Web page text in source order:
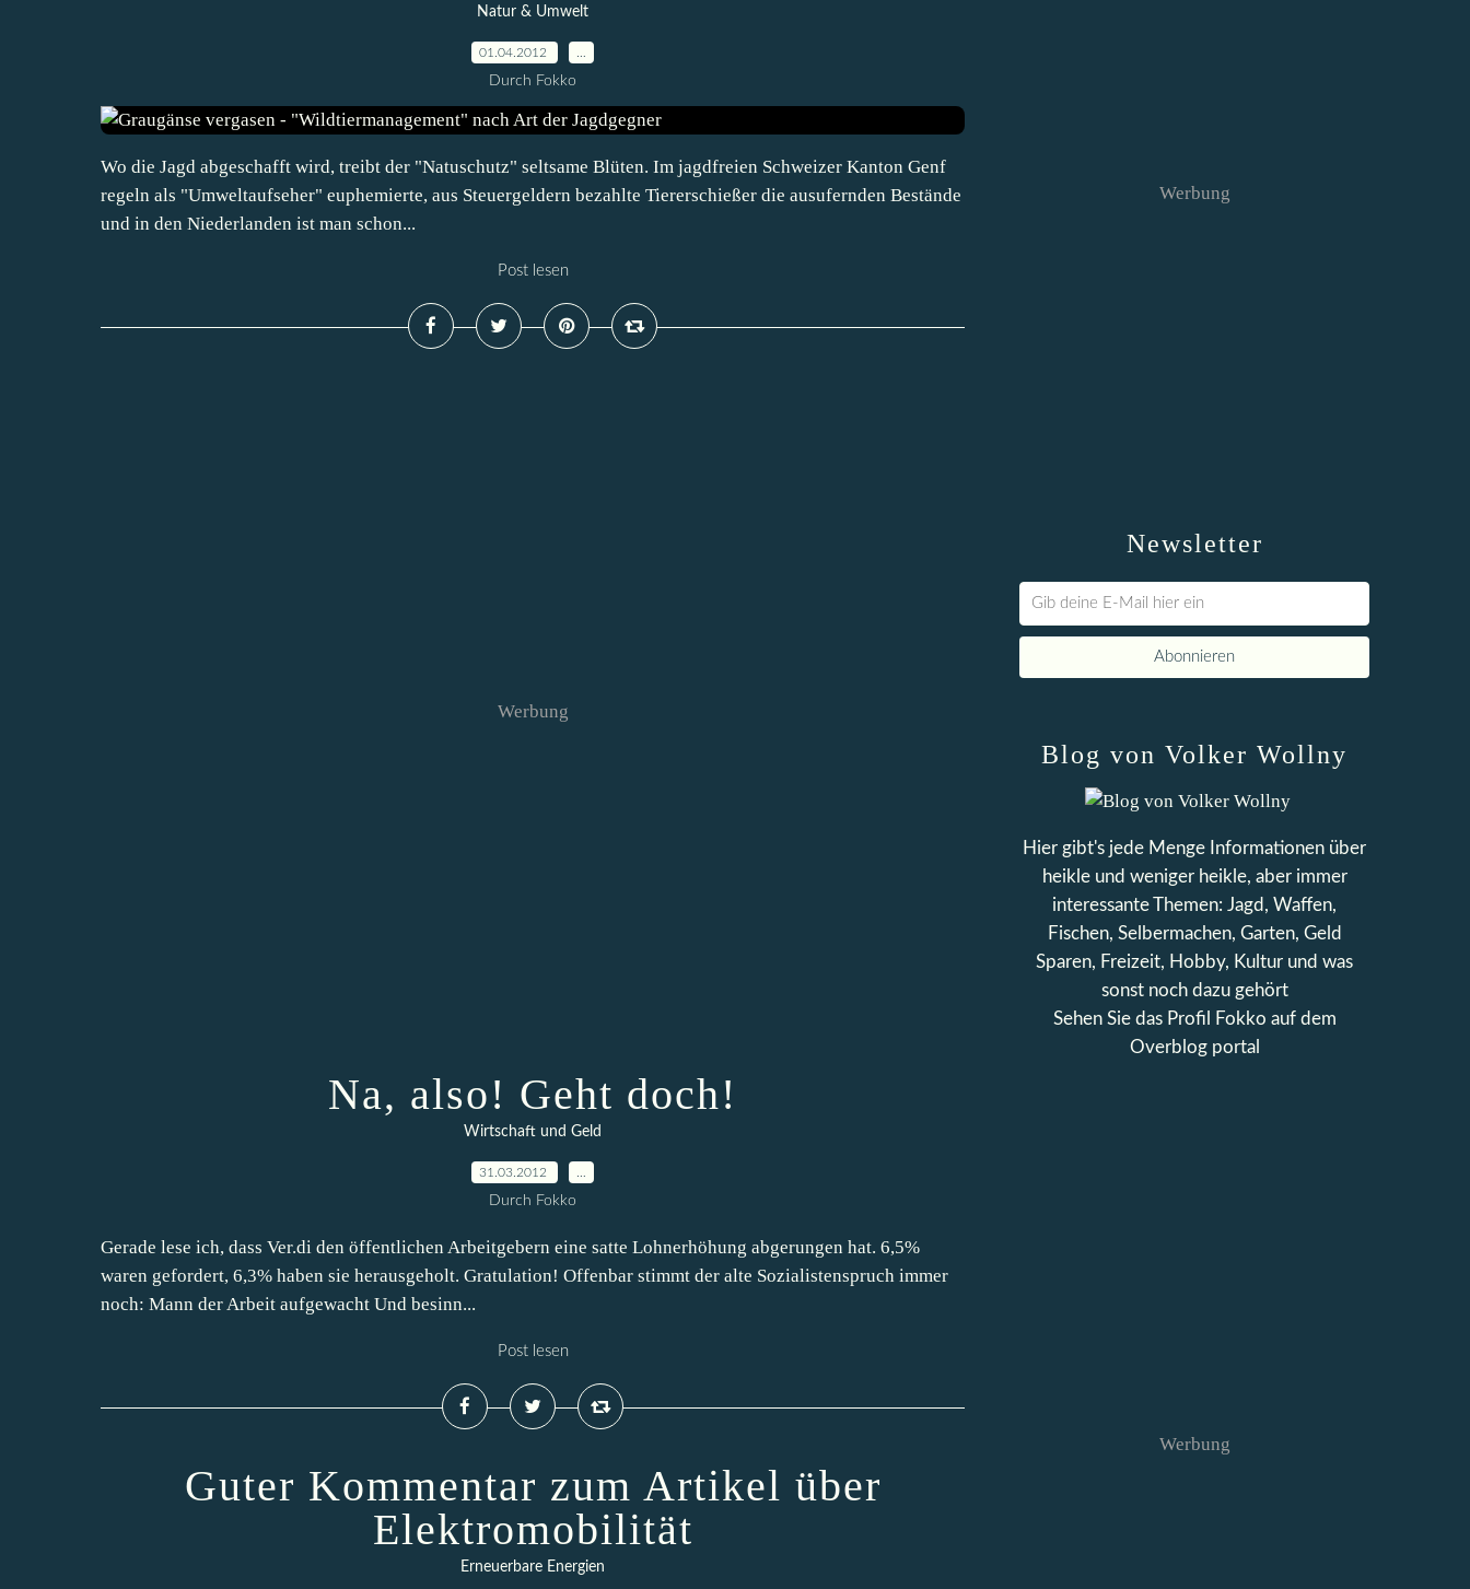
Natur & Umwelt
01.04.2012
Durch Fokko
Wo die Jagd abgeschafft wird, treibt der "Natuschutz" seltsame Blüten. Im jagdfreien Schweizer Kanton Genf
regeln als "Umweltaufseher" euphemierte, aus Steuergeldern bezahlte Tiererschießer die ausufernden Bestände
und in den Niederlanden ist man schon...
Post lesen
Werbung
Na, also! Geht doch!
Wirtschaft und Geld
31.03.2012
Durch Fokko
Gerade lese ich, dass Ver.di den öffentlichen Arbeitgebern eine satte Lohnerhöhung abgerungen hat. 6,5%
waren gefordert, 6,3% haben sie herausgeholt. Gratulation! Offenbar stimmt der alte Sozialistenspruch immer
noch: Mann der Arbeit aufgewacht Und besinn...
Post lesen
Guter Kommentar zum Artikel über
Elektromobilität
Erneuerbare Energien
Newsletter
Werbung
Blog von Volker Wollny
Hier gibt's jede Menge Informationen über
heikle und weniger heikle, aber immer
interessante Themen: Jagd, Waffen,
Fischen, Selbermachen, Garten, Geld
Sparen, Freizeit, Hobby, Kultur und was
sonst noch dazu gehört
Sehen Sie das Profil
Fokko auf dem
Overblog portal
Werbung